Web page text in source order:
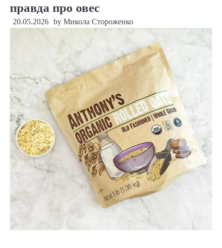
правда про овес
20.05.2026 by Микола Стороженко